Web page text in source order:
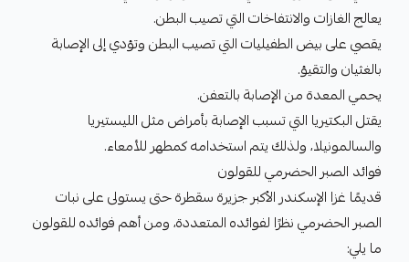
يعالج الغازات والانتفاخات التي تصيب البطن.
يقصي على بيض الطفيليات التي تصيب البطن وتؤدي إلى الإصابة
بالغثيان والتقيؤ.
يحمي المعدة من الإصابة بالتعفن.
يقتل البكتيريا التي تسبب الإصابة بأمراض مثل الليستيريا
والسالمونيلا، ولذلك يتم استخدامه كمطهر للأمعاء.
فوائد الصبر الحضرمي للقولون
قديمًا غزا الإسكندر الأكبر جزيرة سقطرة حتى يستولى على نبات
الصبر الحضرمي نظرًا لفوائده المتعددة، ومن أهم فوائده للقولون
ما يلي: